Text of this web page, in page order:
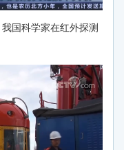
国科学家在红外探测